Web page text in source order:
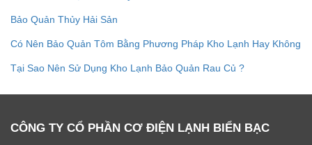
Bảo Quản Thủy Hải Sản
Có Nên Bảo Quản Tôm Bằng Phương Pháp Kho Lạnh Hay Không
Tại Sao Nên Sử Dụng Kho Lạnh Bảo Quản Rau Củ ?
CÔNG TY CỔ PHẦN CƠ ĐIỆN LẠNH BIỂN BẠC